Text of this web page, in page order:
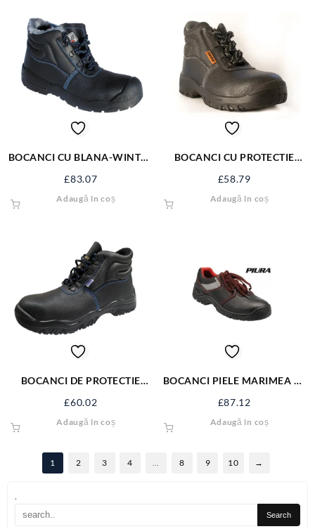
.
BOCANCI CU BLANA-WINTER
£83.07
Adaugă în coș
BOCANCI CU PROTECTIE
£58.79
Adaugă în coș
BOCANCI DE PROTECTIE
£60.02
Adaugă în coș
BOCANCI PIELE MARIMEA 41
£87.12
Adaugă în coș
1 2 3 4 8 9 10 →